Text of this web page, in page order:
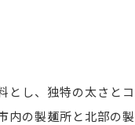
生麺と相性抜群なト
し、独特の太さと
の製麺所と北部の